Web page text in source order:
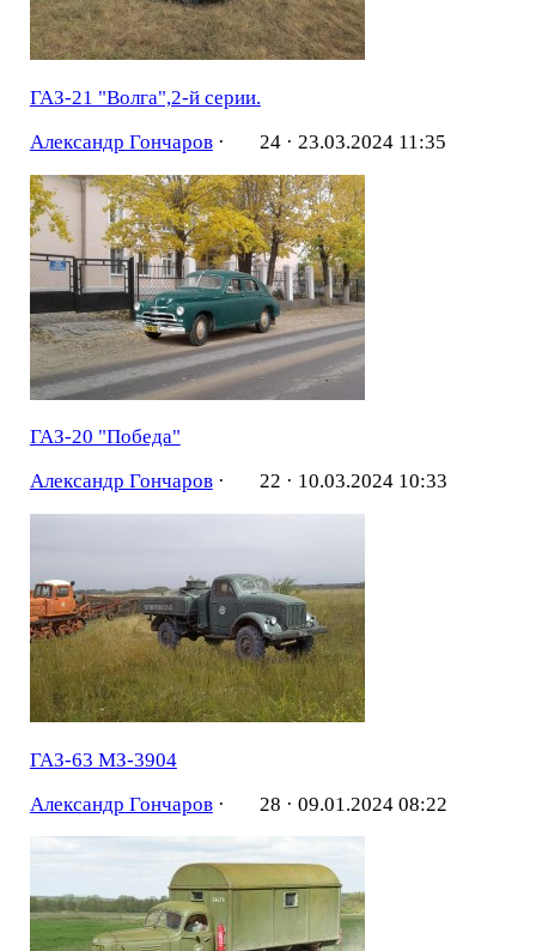
ГАЗ-21 "Волга",2-й серии.
Александр Гончаров· 24 · 23.03.2024 11:35
ГАЗ-20 "Победа"
Александр Гончаров· 22 · 10.03.2024 10:33
ГАЗ-63 МЗ-3904
Александр Гончаров· 28 · 09.01.2024 08:22